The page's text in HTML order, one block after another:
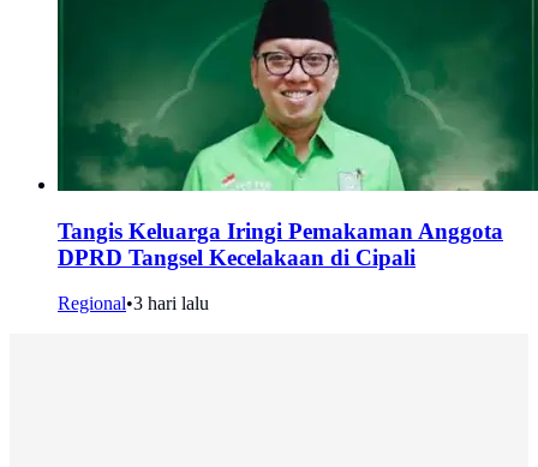
Tangis Keluarga Iringi Pemakaman Anggota
DPRD Tangsel Kecelakaan di Cipali
Regional•3 hari lalu